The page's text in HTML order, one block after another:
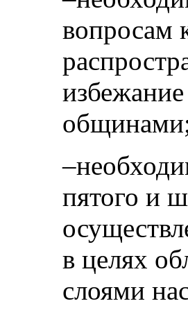
вопросам
пятого и
в целях
слоями